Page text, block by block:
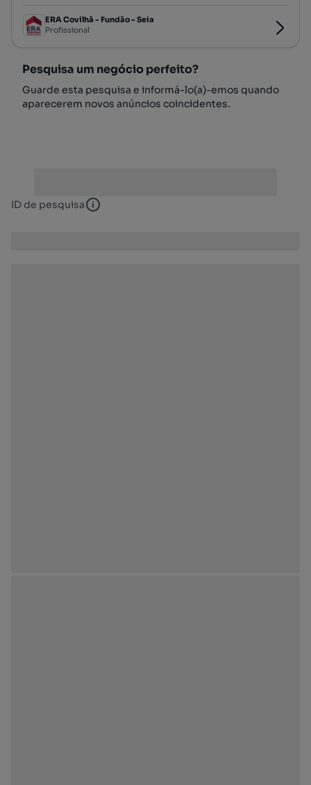
ERA Covilhã - Fundão - Seia
Profissional
Pesquisa um negócio perfeito?
Guarde esta pesquisa e informá-lo(a)-emos quando
aparecerem novos anúncios coincidentes.
ID de pesquisa ID de pesquisa